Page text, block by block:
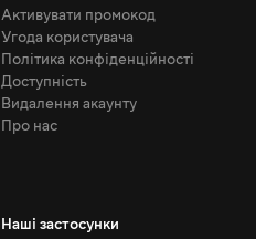
Активувати промокод
Угода користувача
Політика конфіденційності
Доступність
Видалення акаунту
Про нас
Наші застосунки